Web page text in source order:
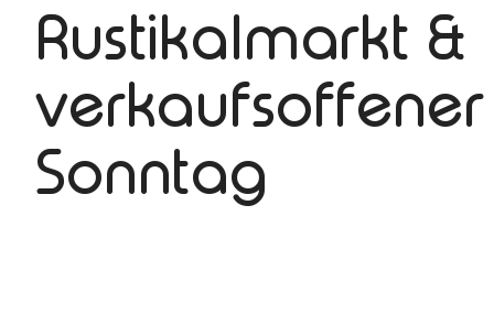
Rustikalmarkt &
verkaufsoffener
Sonntag